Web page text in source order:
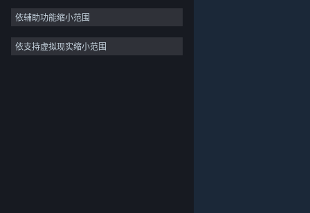
关于蒸汽平台|退款政策|软件许可服务协议
个人信息保护政策|个人信息出境告知书|
竞速
体育
视频制作
依辅助功能缩小范围
依支持虚拟现实缩小范围